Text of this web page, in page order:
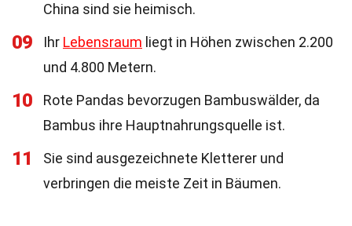
China sind sie heimisch.
09 Ihr Lebensraum liegt in Höhen zwischen 2.200
und 4.800 Metern.
10
Rote Pandas bevorzugen Bambuswälder, da
Bambus ihre Hauptnahrungsquelle ist.
11
Sie sind ausgezeichnete Kletterer und
verbringen die meiste Zeit in Bäumen.